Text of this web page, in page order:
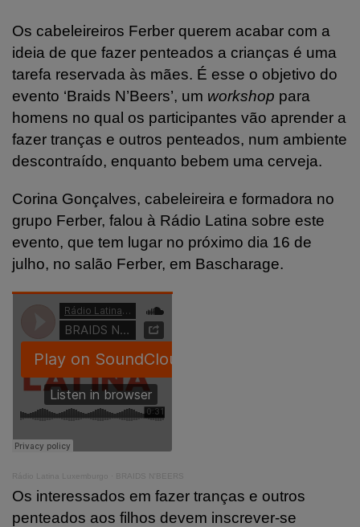
Os cabeleireiros Ferber querem acabar com a
ideia de que fazer penteados a crianças é uma
tarefa reservada às mães. É esse o objetivo do
evento ‘Braids N’Beers’, um workshop para
homens no qual os participantes vão aprender a
fazer tranças e outros penteados, num ambiente
descontraído, enquanto bebem uma cerveja.
Corina Gonçalves, cabeleireira e formadora no
grupo Ferber, falou à Rádio Latina sobre este
evento, que tem lugar no próximo dia 16 de
julho, no salão Ferber, em Bascharage.
Rádio Latina Luxemburgo BRAIDS N'BEERS
Os interessados em fazer tranças e outros
penteados aos filhos devem inscrever-se